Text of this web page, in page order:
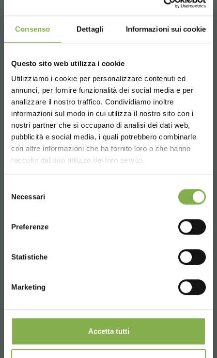
Consenso Dettagli Informazioni sui cookie
Questo sito web utilizza i cookie
Utilizziamo i cookie per personalizzare contenuti ed
annunci, per fornire funzionalità dei social media e per
analizzare il nostro traffico. Condividiamo inoltre
informazioni sul modo in cui utilizza il nostro sito con i
nostri partner che si occupano di analisi dei dati web,
pubblicità e social media, i quali potrebbero combinarle
con altre informazioni che ha fornito loro o che hanno
raccolto dal suo utilizzo dei loro servizi.
delNecessari
Preferenze
Statistiche
Marketing
Accetta tutti
Why choosing the DC trolley
CATALOGO, CATEGORIES: CARTS FOR
GREENHOUSES
Choose the country you are in and your
language for a better browsing experience